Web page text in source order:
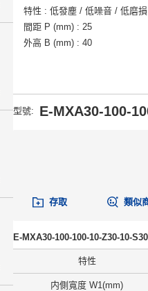
特性 低發塵 / 低噪音 / 低磨損
間距 P (mm)
25
外高 B (mm)
40
型號: E-MXA30-100-
存取 類似
E-MXA30-100-100-10-Z30-10-
特性
内側寬度 W1(mm)